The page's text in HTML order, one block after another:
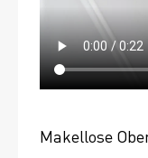
Makellose